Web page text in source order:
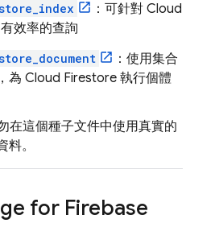
：可針對 Cloud
效率的查詢
：使用集合
為 Cloud Firestore 執行個體
在這個種子文件中使用真實的
。
for Firebase